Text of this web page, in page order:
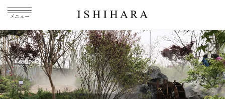
メニュー